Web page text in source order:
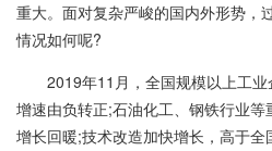
重大。面对复杂严峻的国内外形势，
情况如何呢?
2019年11月，全国规模以上工业
增速由负转正;石油化工、钢铁行业
增长回暖;技术改造加快增长，高于